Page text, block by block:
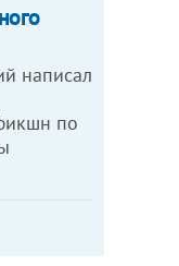
написал
по